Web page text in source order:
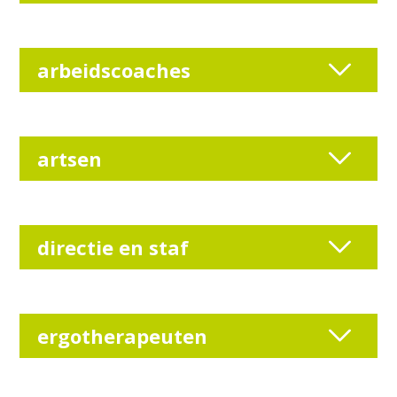
arbeidscoaches
artsen
directie en staf
ergotherapeuten